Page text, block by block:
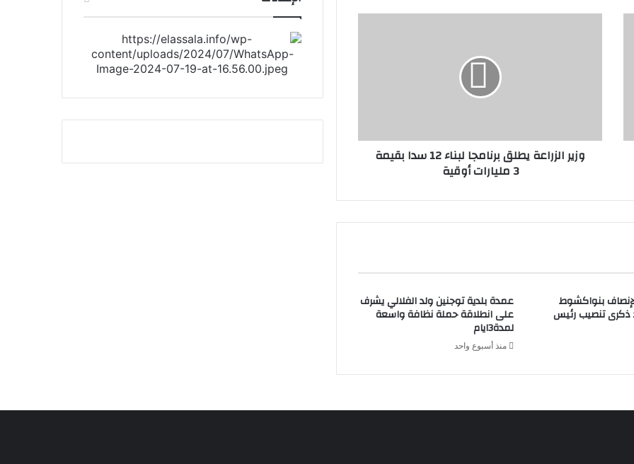
وزير الزراعة يطلق برنامجا لبناء 12 سدا بقيمة
3 مليارات أوقية
بنواكشوط
ذكرى تنصيب رئيس
عمدة بلدية توجنين ولد الفلالي يشرف
على انطلاقة حملة نظافة واسعة
لمدة3ايام
منذ أسبوع واحد